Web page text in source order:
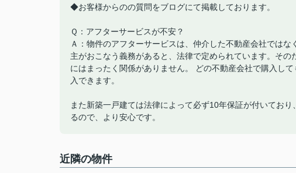
◆お客様からのの質問をブログにて掲載しております。
Ｑ：アフターサービスが不安？
Ａ：物件のアフターサービスは、仲介した不動産会社では
主がおこなう義務があると、法律で定められています。そ
にはまったく関係がありません。 どの不動産会社で購入し
入できます。
また新築一戸建ては法律によって必ず10年保証が付いてお
るので、より安心です。
近隣の物件